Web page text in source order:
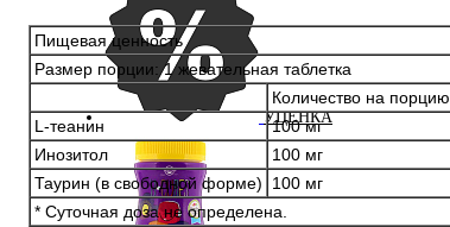
УЦЕНКА
Пищевая ценность
Размер порции: 1 жевательная таблетка
Количество на порцию
L-теанин
100 мг
Инозитол
100 мг
Таурин (в свободной форме)
100 мг
* Суточная доза не определена.